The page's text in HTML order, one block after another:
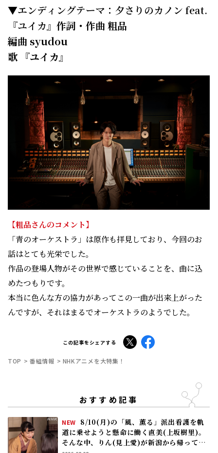
【粗品さんのコメント】
「青のオーケストラ」は原作も拝見しており、今回のお
話はとても光栄でした。
作品の登場人物がその世界で感じていることを、曲に込
本当に色んな方の協力があってこの一曲が出来上がった
んですが、それはまるでオーケストラのようでした。
X Facebook
TOP 番組情報 NHKアニメを大特集！
おすすめ記事
道に乗せようと懸命に働く直美(上坂樹里)。
連続テレビ小説「風、薫る」 次回予告
NEW
第20週の「風、薫る」は……東京に戻
ったりん(見上愛)は、直美(上坂樹里)の派出
看護婦会で働くことに。そんな中、直美は自
分の理想とした無償の看護を始める
2026.08.08